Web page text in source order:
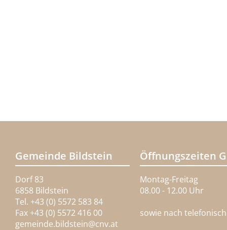
Gemeinde Bildstein
Dorf 83
6858 Bildstein
Tel. +43 (0) 5572 583 84
Fax +43 (0) 5572 416 00
gemeinde.bildstein@cnv.at
Öffnungszeiten
Montag-Freitag
08.00 - 12.00 Uhr
sowie nach